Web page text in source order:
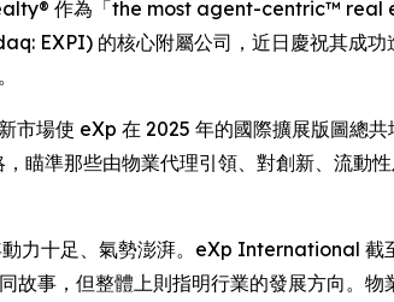
作為「the most agent-centric™
EXPI) 的核心附屬公司，近日慶祝其成功
場使 eXp 在 2025 年的國際擴展版圖總
瞄準那些由物業代理引領、對創新、流動
十足、氣勢澎湃。eXp International 截
事，但整體上則指明行業的發展方向。